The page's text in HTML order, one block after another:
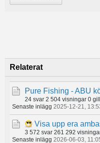
Relaterat
Pure Fishing - ABU
24 svar 2 504 visningar 0
Senaste inlägg 2025-12-21,
Visa upp era
3 572 svar 261 292
Senaste inlägg 2026-06-03,